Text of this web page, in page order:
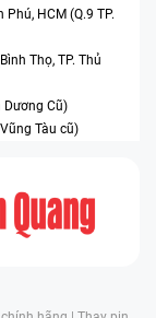
bên ngoài như:
khí quá cao, vật
điều có thể
Và đây cũng là
hiện vết ố.
máy tính đến
nhân và có
mới.
HCM (Q.9 TP.
Thọ, TP. Thủ
Dương Cũ)
Tàu cũ)